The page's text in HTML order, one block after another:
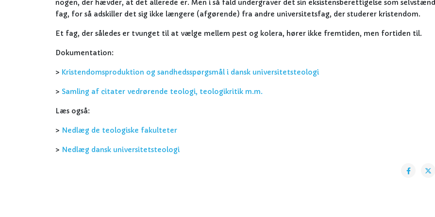
nogen, der hævder, at det allerede er. Men i så fald undergraver det sin eksistensberettigelse som
fag, for så adskiller det sig ikke længere (afgørende) fra andre universitetsfag, der studerer kristendom.
Et fag, der således er tvunget til at vælge mellem pest og kolera, hører ikke fremtiden, men fortiden til.
Dokumentation:
> Kristendomsproduktion og sandhedsspørgsmål i dansk universitetsteologi
> Samling af citater vedrørende teologi, teologikritik m.m.
Læs også:
> Nedlæg de teologiske fakulteter
> Nedlæg dansk universitetsteologi